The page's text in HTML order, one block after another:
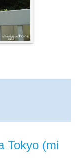
Tokyo (mi